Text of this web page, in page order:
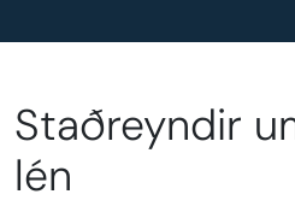
Staðreyndir
lén